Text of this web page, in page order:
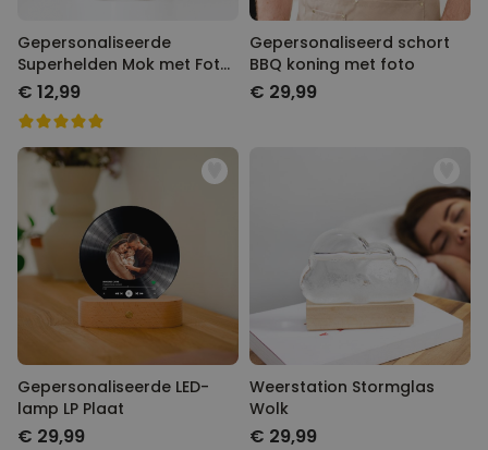
Gepersonaliseerde
Superhelden Mok met Foto
Gezicht
€ 12,99
Gepersonaliseerd schort BBQ
koning met foto
€ 29,99
Gepersonaliseerde LED-lamp
LP Plaat
€ 29,99
Weerstation Stormglas Wolk
€ 29,99